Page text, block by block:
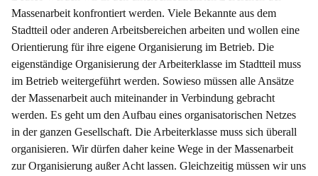
Massenarbeit konfrontiert werden. Viele Bekannte aus dem
Stadtteil oder anderen Arbeitsbereichen arbeiten und wollen eine
Orientierung für ihre eigene Organisierung im Betrieb. Die
eigenständige Organisierung der Arbeiterklasse im Stadtteil muss
im Betrieb weitergeführt werden. Sowieso müssen alle Ansätze
der Massenarbeit auch miteinander in Verbindung gebracht
werden. Es geht um den Aufbau eines organisatorischen Netzes
in der ganzen Gesellschaft. Die Arbeiterklasse muss sich überall
organisieren. Wir dürfen daher keine Wege in der Massenarbeit
zur Organisierung außer Acht lassen. Gleichzeitig müssen wir uns